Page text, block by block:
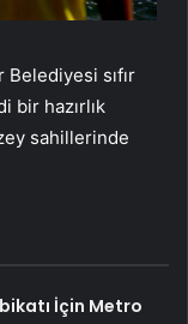
sıfır
bir hazırlık
sahillerinde
İçin Metro